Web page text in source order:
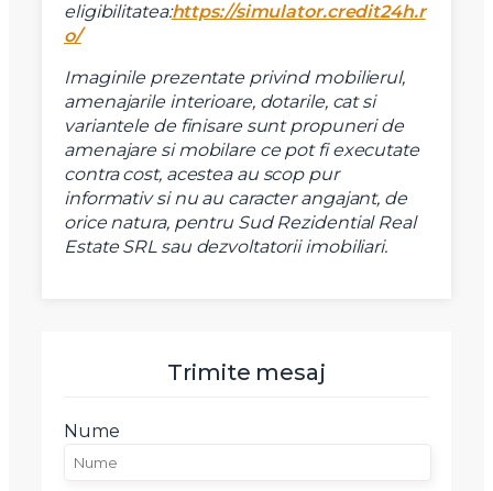
eligibilitatea:https://simulator.credit24h.r
o/
Imaginile prezentate privind mobilierul,
amenajarile interioare, dotarile, cat si
variantele de finisare sunt propuneri de
amenajare si mobilare ce pot fi executate
contra cost, acestea au scop pur
informativ si nu au caracter angajant, de
orice natura, pentru Sud Rezidential Real
Estate SRL sau dezvoltatorii imobiliari.
Trimite mesaj
Nume